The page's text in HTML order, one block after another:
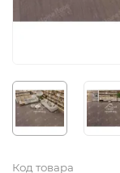
Код товара